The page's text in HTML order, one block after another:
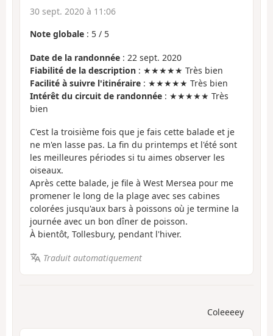
30 sept. 2020 à 11:06
Note globale : 5 / 5
Date de la randonnée : 22 sept. 2020
Fiabilité de la description : ★★★★★ Très bien
Facilité à suivre l'itinéraire : ★★★★★ Très bien
Intérêt du circuit de randonnée : ★★★★★ Très
bien
C'est la troisième fois que je fais cette balade et je
ne m'en lasse pas. La fin du printemps et l'été sont
les meilleures périodes si tu aimes observer les
oiseaux.
Après cette balade, je file à West Mersea pour me
promener le long de la plage avec ses cabines
colorées jusqu'aux bars à poissons où je termine la
journée avec un bon dîner de poisson.
À bientôt, Tollesbury, pendant l'hiver.
Traduit automatiquement
Coleeeey